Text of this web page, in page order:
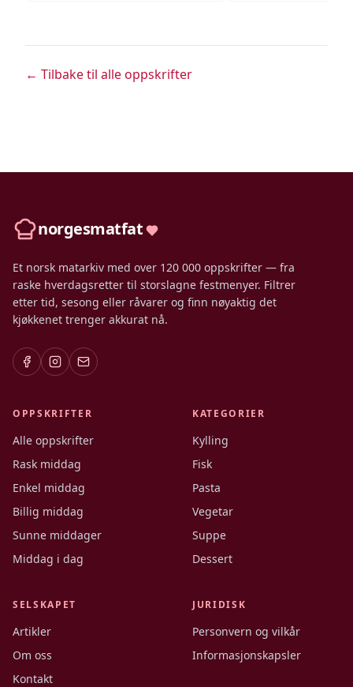
← Tilbake til alle oppskrifter
norgesmatfat
Et norsk matarkiv med over 120 000 oppskrifter — fra
raske hverdagsretter til storslagne festmenyer. Filtrer
etter tid, sesong eller råvarer og finn nøyaktig det
kjøkkenet trenger akkurat nå.
OPPSKRIFTER
Alle oppskrifter
Rask middag
Enkel middag
Billig middag
Sunne middager
Middag i dag
KATEGORIER
Kylling
Fisk
Pasta
Vegetar
Suppe
Dessert
SELSKAPET
Artikler
Om oss
Kontakt
JURIDISK
Personvern og vilkår
Informasjonskapsler